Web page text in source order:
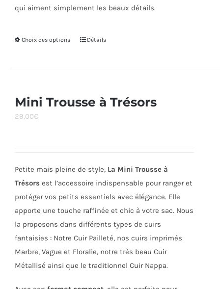
qui aiment simplement les beaux détails.
Choix des options
Ce
variations.
Les
Détails
Mini Trousse à Trésors
29,00€
Petite mais pleine de style, La Mini Trousse à
Trésors est l’accessoire indispensable pour ranger et
protéger vos petits essentiels avec élégance. Elle
apporte une touche raffinée et chic à votre sac. Nous
la proposons dans différents types de cuirs
fantaisies : Notre Cuir Pailleté, nos cuirs imprimés
Marbre, Vague et Floralie, notre très beau Cuir
Métallisé ainsi que le traditionnel Cuir Nappa.